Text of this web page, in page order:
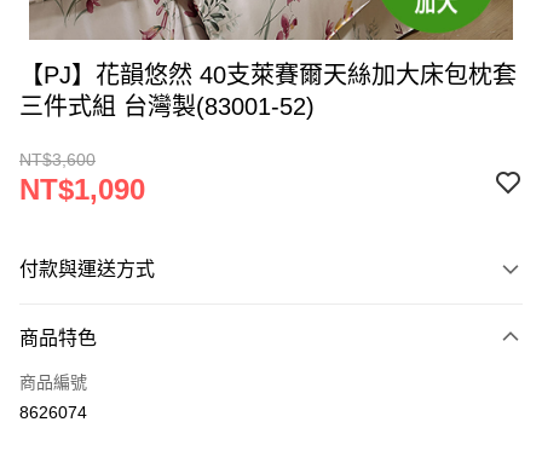
【PJ】花韻悠然 40支萊賽爾天絲加大床包枕套
三件式組 台灣製(83001-52)
NT$3,600
NT$1,090
付款與運送方式
信用卡一次付款
LINE Pay
商品特色
商品編號
8626074